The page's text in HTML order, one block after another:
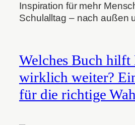
Inspiration für mehr
Schulalltag – nach außen
Welches Buch
wirklich weiter?
für die richtige